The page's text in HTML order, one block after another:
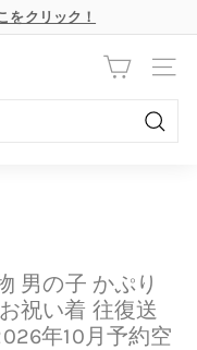
をクリック！
ナビ
男の子 かぷり
祝い着 往復送
年10月予約空